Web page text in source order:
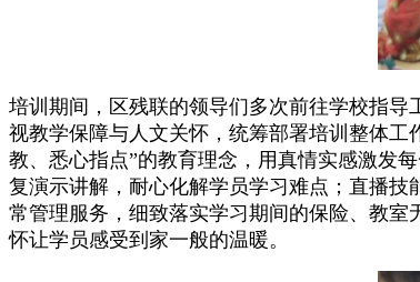
培训期间，区残联的领导们多次前往学校指
视教学保障与人文关怀，统筹部署培训整体
教、悉心指点”的教育理念，用真情实感激发
复演示讲解，耐心化解学员学习难点；直播
常管理服务，细致落实学习期间的保险、教
怀让学员感受到家一般的温暖。